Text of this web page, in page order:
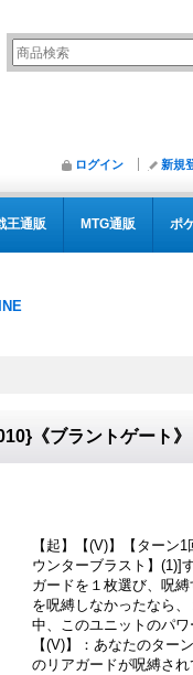
ログイン 新規
王通販 MTG通販 ポ
《ブラントゲート》
【起】【(V)】【ターン
ウンターブラスト】(1)]
ガードを１枚選び、呪
を呪縛しなかったなら
中、このユニットのパワ
【(V)】：あなたのター
のリアガードが呪縛さ